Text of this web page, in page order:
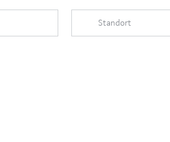
Standort